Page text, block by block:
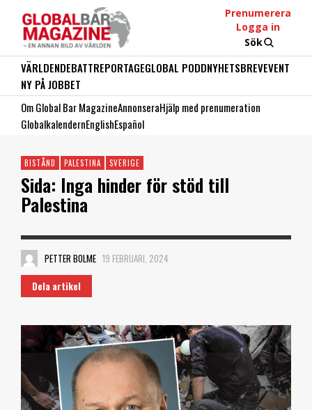
Prenumerera
Logga in
Sök
VÄRLDENDEBATTREPORTAGEGLOBAL PODDNYHETSBREVEVENT
NY PÅ JOBBET
Om Global Bar MagazineAnnonseraHjälp med prenumeration
GlobalkalendernEnglishEspañol
BISTÅND PALESTINA SVERIGE
Sida: Inga hinder för stöd till
Palestina
PETTER BOLME 19 FEBRUARI, 2024
Dela artikel